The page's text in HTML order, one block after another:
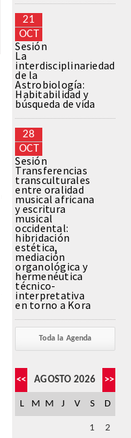
21
OCT
Sesión
La
interdisciplinariedad
de la
Astrobiología:
Habitabilidad y
búsqueda de vida
28
OCT
Sesión
Transferencias
transculturales
entre oralidad
musical africana
y escritura
musical
occidental:
hibridación
estética,
mediación
organológica y
hermenéutica
técnico-
interpretativa
en torno a Kora
Toda la Agenda
<< AGOSTO 2026 >>
L M M J V S D
1 2